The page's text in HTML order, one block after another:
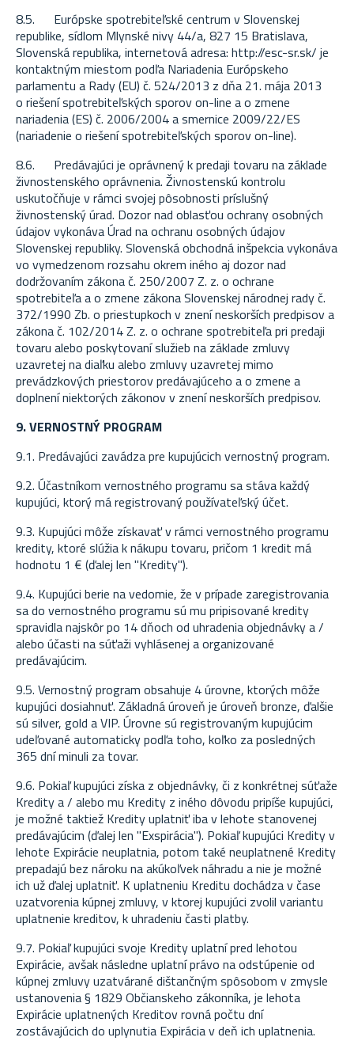
8.5. Európske spotrebiteľské centrum v Slovenskej
republike, sídlom Mlynské nivy 44/a, 827 15 Bratislava,
Slovenská republika, internetová adresa: http://esc-sr.sk/ je
kontaktným miestom podľa Nariadenia Európskeho
parlamentu a Rady (EU) č. 524/2013 z dňa 21. mája 2013
o riešení spotrebiteľských sporov on-line a o zmene
nariadenia (ES) č. 2006/2004 a smernice 2009/22/ES
(nariadenie o riešení spotrebiteľských sporov on-line).
8.6. Predávajúci je oprávnený k predaji tovaru na základe
živnostenského oprávnenia. Živnostenskú kontrolu
uskutočňuje v rámci svojej pôsobnosti príslušný
živnostenský úrad. Dozor nad oblasťou ochrany osobných
údajov vykonáva Úrad na ochranu osobných údajov
Slovenskej republiky. Slovenská obchodná inšpekcia vykonáva
vo vymedzenom rozsahu okrem iného aj dozor nad
dodržovaním zákona č. 250/2007 Z. z. o ochrane
spotrebiteľa a o zmene zákona Slovenskej národnej rady č.
372/1990 Zb. o priestupkoch v znení neskorších predpisov a
zákona č. 102/2014 Z. z. o ochrane spotrebiteľa pri predaji
tovaru alebo poskytovaní služieb na základe zmluvy
uzavretej na diaľku alebo zmluvy uzavretej mimo
prevádzkových priestorov predávajúceho a o zmene a
doplnení niektorých zákonov v znení neskorších predpisov.
9. VERNOSTNÝ PROGRAM
9.1. Predávajúci zavádza pre kupujúcich vernostný program.
9.2. Účastníkom vernostného programu sa stáva každý
kupujúci, ktorý má registrovaný používateľský účet.
9.3. Kupujúci môže získavať v rámci vernostného programu
kredity, ktoré slúžia k nákupu tovaru, pričom 1 kredit má
hodnotu 1 € (ďalej len "Kredity").
9.4. Kupujúci berie na vedomie, že v prípade zaregistrovania
sa do vernostného programu sú mu pripisované kredity
spravidla najskôr po 14 dňoch od uhradenia objednávky a /
alebo účasti na súťaži vyhlásenej a organizované
predávajúcim.
9.5. Vernostný program obsahuje 4 úrovne, ktorých môže
kupujúci dosiahnuť. Základná úroveň je úroveň bronze, ďalšie
sú silver, gold a VIP. Úrovne sú registrovaným kupujúcim
udeľované automaticky podľa toho, koľko za posledných
365 dní minuli za tovar.
9.6. Pokiaľ kupujúci získa z objednávky, či z konkrétnej súťaže
Kredity a / alebo mu Kredity z iného dôvodu pripíše kupujúci,
je možné taktiež Kredity uplatniť iba v lehote stanovenej
predávajúcim (ďalej len "Exspirácia"). Pokiaľ kupujúci Kredity v
lehote Expirácie neuplatnia, potom také neuplatnené Kredity
prepadajú bez nároku na akúkoľvek náhradu a nie je možné
ich už ďalej uplatniť. K uplatneniu Kreditu dochádza v čase
uzatvorenia kúpnej zmluvy, v ktorej kupujúci zvolil variantu
uplatnenie kreditov, k uhradeniu časti platby.
9.7. Pokiaľ kupujúci svoje Kredity uplatní pred lehotou
Expirácie, avšak následne uplatní právo na odstúpenie od
kúpnej zmluvy uzatvárané dištančným spôsobom v zmysle
ustanovenia § 1829 Občianskeho zákonníka, je lehota
Expirácie uplatnených Kreditov rovná počtu dní
zostávajúcich do uplynutia Expirácia v deň ich uplatnenia.